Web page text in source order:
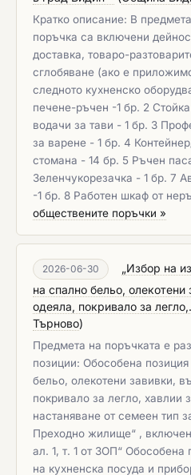
Кратко описание: В
поръчка са включени
доставка, товаро-
сглобяване (ако е
следното кухненско
печене-ръчен -1 бр. 2
водачи за тави - 1 бр. 3
за варене - 1 бр. 4
стомана - 14 бр. 5 Ръчен
Зеленчукорезачка - 1 бр. 7
-1 бр. 8 Работен шкаф от
обществените поръчки »
2026-06-30
„Избор на
на спално бельо, олекотени
одеяла, покривало за
Търново)
Предмета на поръчката е
позиции: Обособена
бельо, олекотени завивки,
покривало за легло, хавлии
настаняване от семеен тип
Преходно жилище“ ,
ал. 1, т. 1 от ЗОП“
на кухненска посуда и